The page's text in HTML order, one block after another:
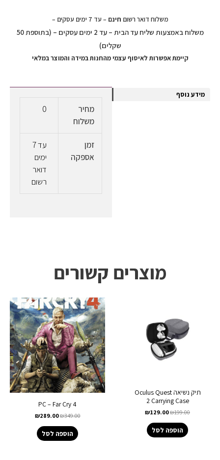
משלוח דואר רשום חינם – עד 7 ימים עסקים –
משלוח באמצעות שליח עד הבית – עד 2 ימים עסקים – (בתוספת 50
שקלים)
קיימת אפשרות לאיסוף עצמי מהחנות במידה והמוצר במלאי
מידע נוסף
מחיר
משלוח
0
זמן
אספקה
עד 7
ימים
דואר
רשום
מוצרים קשורים
תיק נשיאה Oculus Quest
2 Carrying Case
₪199.00
₪129.00
הוספה לסל
PC – Far Cry 4
₪349.00
₪289.00
הוספה לסל